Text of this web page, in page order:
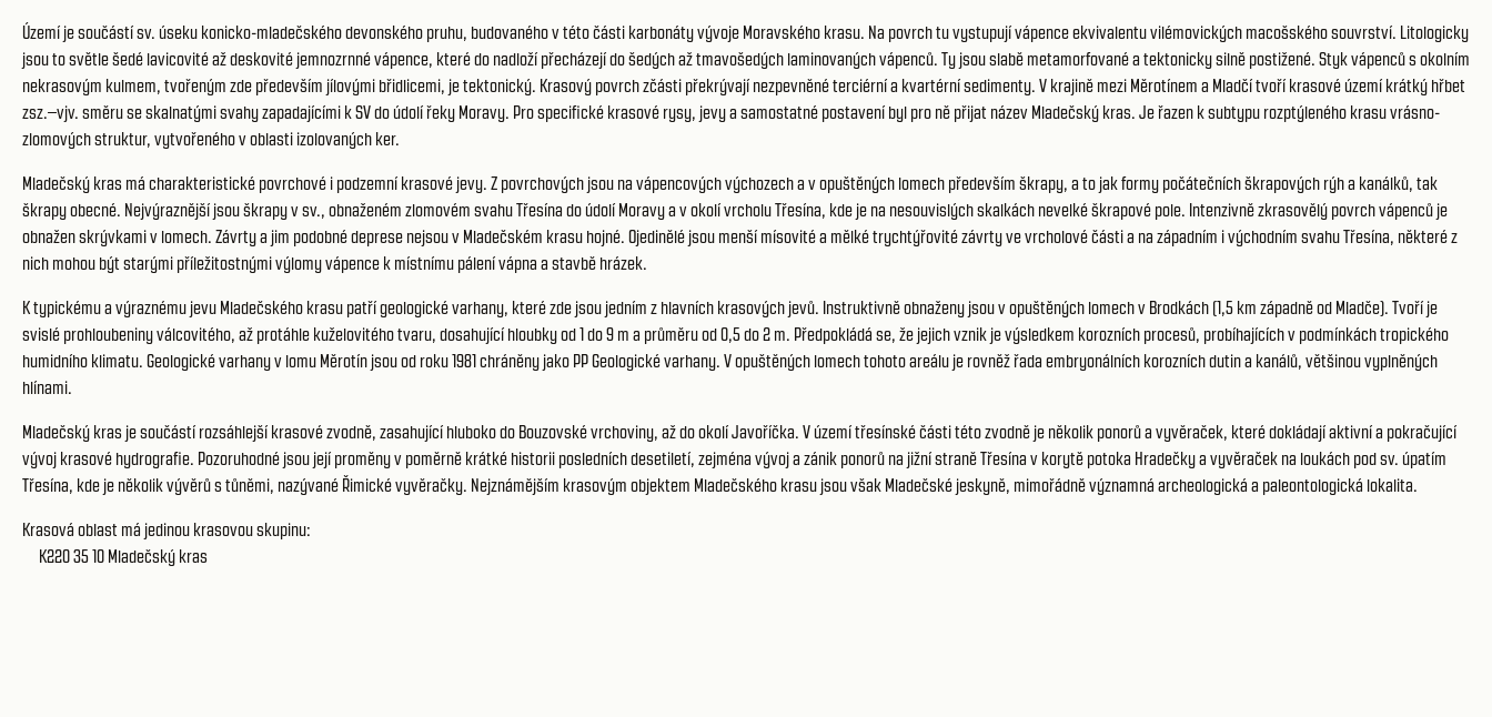
Území je součástí sv. úseku konicko-mladečského devonského pruhu, budovaného v této části karbonáty vývoje Moravského krasu. Na povrch tu vystupují vápence ekvivalentu vilémovických macošského souvrství. Litologicky
jsou to světle šedé lavicovité až deskovité jemnozrnné vápence, které do nadloží přecházejí do šedých až tmavošedých laminovaných vápenců. Ty jsou slabě metamorfované a tektonicky silně postižené. Styk vápenců s okolním
nekrasovým kulmem, tvořeným zde především jílovými břidlicemi, je tektonický. Krasový povrch zčásti překrývají nezpevněné terciérní a kvartérní sedimenty. V krajině mezi Měrotínem a Mladčí tvoří krasové území krátký hřbet
zsz.–vjv. směru se skalnatými svahy zapadajícími k SV do údolí řeky Moravy. Pro specifické krasové rysy, jevy a samostatné postavení byl pro ně přijat název Mladečský kras. Je řazen k subtypu rozptýleného krasu vrásno-
zlomových struktur, vytvořeného v oblasti izolovaných ker.
Mladečský kras má charakteristické povrchové i podzemní krasové jevy. Z povrchových jsou na vápencových výchozech a v opuštěných lomech především škrapy, a to jak formy počátečních škrapových rýh a kanálků, tak
škrapy obecné. Nejvýraznější jsou škrapy v sv., obnaženém zlomovém svahu Třesína do údolí Moravy a v okolí vrcholu Třesína, kde je na nesouvislých skalkách nevelké škrapové pole. Intenzivně zkrasovělý povrch vápenců je
obnažen skrývkami v lomech. Závrty a jim podobné deprese nejsou v Mladečském krasu hojné. Ojedinělé jsou menší mísovité a mělké trychtýřovité závrty ve vrcholové části a na západním i východním svahu Třesína, některé z
nich mohou být starými příležitostnými výlomy vápence k místnímu pálení vápna a stavbě hrázek.
K typickému a výraznému jevu Mladečského krasu patří geologické varhany, které zde jsou jedním z hlavních krasových jevů. Instruktivně obnaženy jsou v opuštěných lomech v Brodkách (1,5 km západně od Mladče). Tvoří je
svislé prohloubeniny válcovitého, až protáhle kuželovitého tvaru, dosahující hloubky od 1 do 9 m a průměru od 0,5 do 2 m. Předpokládá se, že jejich vznik je výsledkem korozních procesů, probíhajících v podmínkách tropického
humidního klimatu. Geologické varhany v lomu Měrotín jsou od roku 1981 chráněny jako PP Geologické varhany. V opuštěných lomech tohoto areálu je rovněž řada embryonálních korozních dutin a kanálů, většinou vyplněných
hlínami.
Mladečský kras je součástí rozsáhlejší krasové zvodně, zasahující hluboko do Bouzovské vrchoviny, až do okolí Javoříčka. V území třesínské části této zvodně je několik ponorů a vyvěraček, které dokládají aktivní a pokračující
vývoj krasové hydrografie. Pozoruhodné jsou její proměny v poměrně krátké historii posledních desetiletí, zejména vývoj a zánik ponorů na jižní straně Třesína v korytě potoka Hradečky a vyvěraček na loukách pod sv. úpatím
Třesína, kde je několik vývěrů s tůněmi, nazývané Řimické vyvěračky. Nejznámějším krasovým objektem Mladečského krasu jsou však Mladečské jeskyně, mimořádně významná archeologická a paleontologická lokalita.
Krasová oblast má jedinou krasovou skupinu:
K220 35 10 Mladečský kras